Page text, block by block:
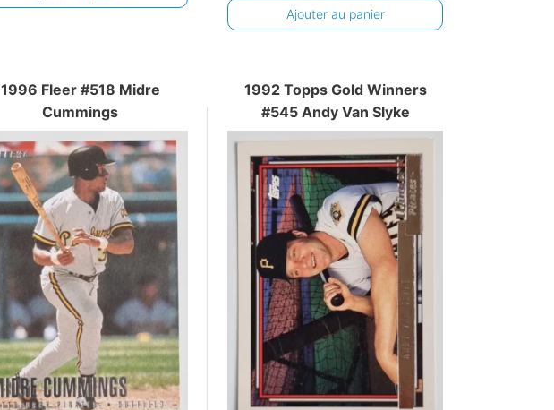
Ajouter au panier
1996 Fleer #518 Midre
Cummings
1992 Topps Gold Winners
#545 Andy Van Slyke